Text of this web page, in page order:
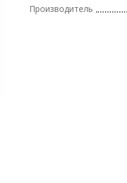
Производитель